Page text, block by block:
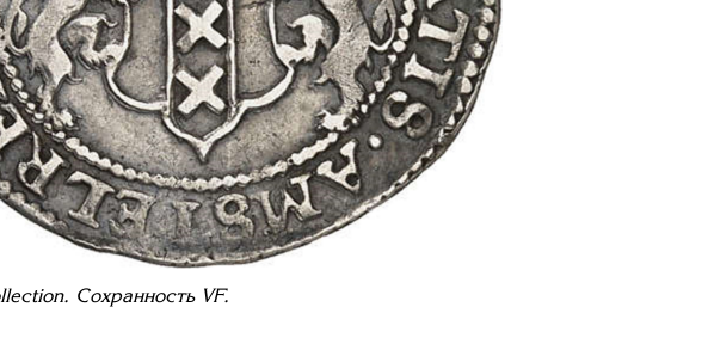
. Сохранность VF.